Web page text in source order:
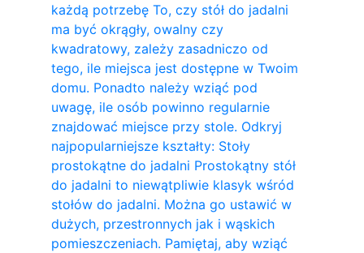
każdą potrzebę To, czy stół do jadalni
ma być okrągły, owalny czy
kwadratowy, zależy zasadniczo od
tego, ile miejsca jest dostępne w Twoim
domu. Ponadto należy wziąć pod
uwagę, ile osób powinno regularnie
znajdować miejsce przy stole. Odkryj
najpopularniejsze kształty: Stoły
prostokątne do jadalni Prostokątny stół
do jadalni to niewątpliwie klasyk wśród
stołów do jadalni. Można go ustawić w
dużych, przestronnych jak i wąskich
pomieszczeniach. Pamiętaj, aby wziąć